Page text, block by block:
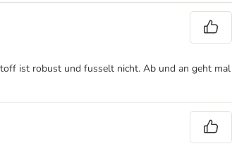
ist robust und fusselt nicht. Ab und an geht mal